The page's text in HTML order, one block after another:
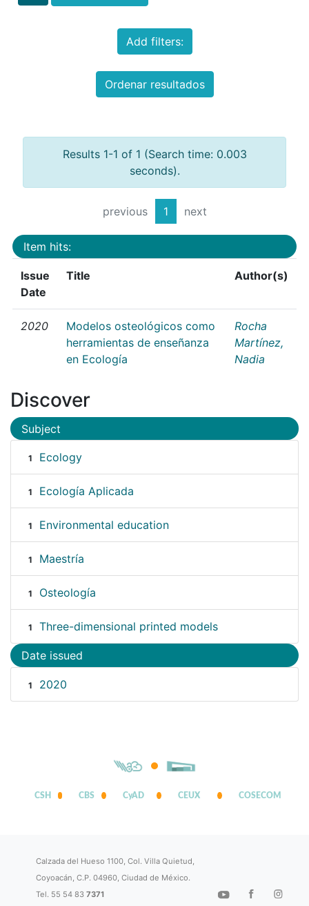
Add filters:
Ordenar resultados
Results 1-1 of 1 (Search time: 0.003
seconds).
previous 1 next
Item hits:
Issue
Date
Title Author(s)
2020
Modelos osteológicos como
herramientas de enseñanza
en Ecología
Rocha
Martínez,
Nadia
Discover
Subject
1 Ecology
1 Ecología Aplicada
1 Environmental education
1 Maestría
1 Osteología
1 Three-dimensional printed models
Date issued
1 2020
CSH CBS CyAD CEUX COSECOM
Calzada del Hueso 1100, Col. Villa Quietud,
Coyoacán, C.P. 04960, Ciudad de México.
Tel. 55 54 837371